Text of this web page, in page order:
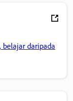
daripada